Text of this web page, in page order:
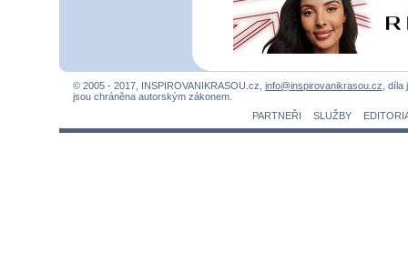
© 2005 - 2017, INSPIROVANIKRASOU.cz, info@inspirovanikrasou.cz ,
jsou chráněna autorským zákonem.
PARTNEŘI
SLUŽBY